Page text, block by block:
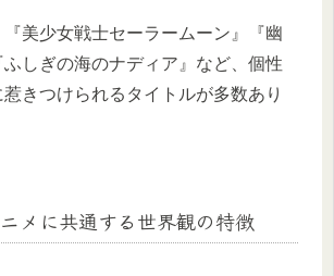
美少女戦士セーラームーン』『幽
しぎの海のナディア』など、個性
きつけられるタイトルが多数あり
メに共通する世界観の特徴